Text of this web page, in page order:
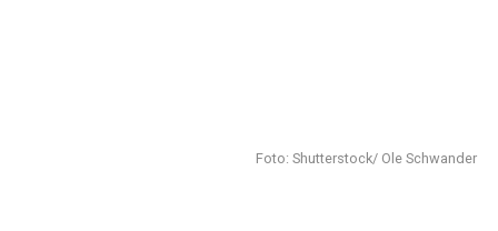
Foto: Shutterstock/ Ole Schwander